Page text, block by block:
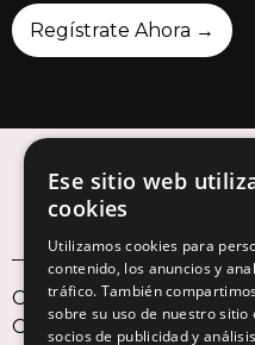
Regístrate Ahora →
ColecciónDestinosThe
O-green
Regala Origin
Ese sitio web
cookies
Utilizamos cookies para
contenido, los anuncios y
tráfico. También
sobre su uso de nuestro sitio
socios de publicidad y